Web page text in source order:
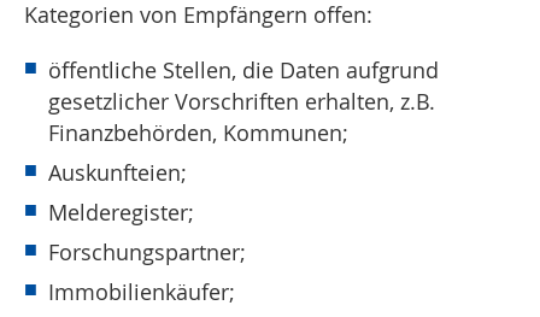
Kategorien von Empfängern offen:
öffentliche Stellen, die Daten aufgrund
gesetzlicher Vorschriften erhalten, z.B.
Finanzbehörden, Kommunen;
Auskunfteien;
Melderegister;
Forschungspartner;
Immobilienkäufer;